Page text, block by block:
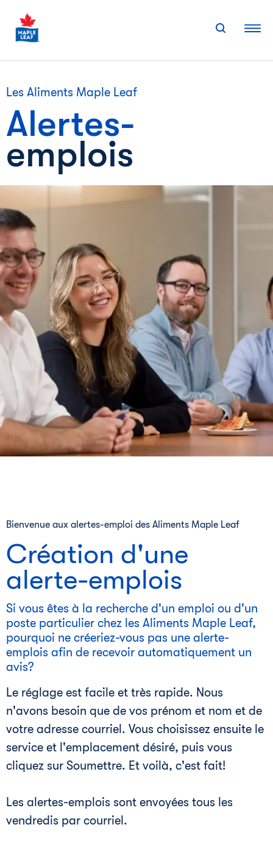
content
Les Aliments Maple Leaf
Alertes-
emplois
Bienvenue aux alertes-emploi des Aliments Maple Leaf
Création d'une
alerte-emplois
Si vous êtes à la recherche d'un emploi ou d'un
poste particulier chez les Aliments Maple Leaf,
pourquoi ne créeriez-vous pas une alerte-
emplois afin de recevoir automatiquement un
avis?
Le réglage est facile et très rapide. Nous
n'avons besoin que de vos prénom et nom et de
votre adresse courriel. Vous choisissez ensuite le
service et l'emplacement désiré, puis vous
cliquez sur Soumettre. Et voilà, c'est fait!
Les alertes-emplois sont envoyées tous les
vendredis par courriel.